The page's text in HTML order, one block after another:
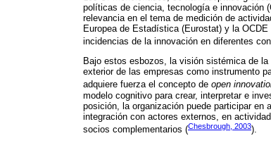
políticas de ciencia, tecnología e innovación
relevancia en el tema de medición de
Europea de Estadística (Eurostat) y la
incidencias de la innovación en diferentes
Bajo estos esbozos, la visión sistémica de
exterior de las empresas como instrumento
adquiere fuerza el concepto de open
modelo cognitivo para crear, interpretar e
posición, la organización puede participar en
integración con actores externos, en
socios complementarios (Chesbrough, 2003).